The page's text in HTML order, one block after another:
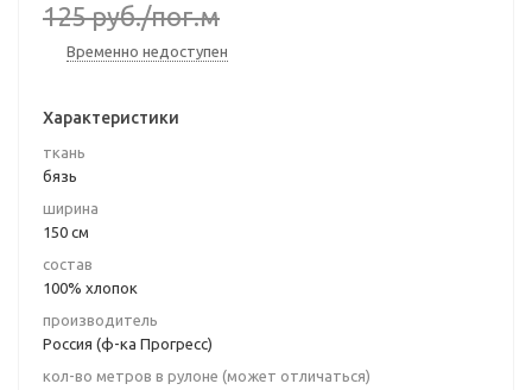
125руб./пог.м
Временно недоступен
Характеристики
ткань
бязь
ширина
150 см
состав
100% хлопок
производитель
Россия (ф-ка Прогресс)
кол-во метров в рулоне (может отличаться)